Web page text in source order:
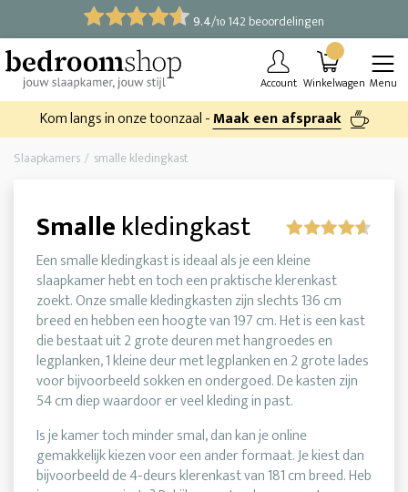
9.4/10 142 beoordelingen
Account Winkelwagen Menu
Kom langs in onze toonzaal -Maak een afspraak
Slaapkamers smalle kledingkast
Smallekledingkast
Een smalle kledingkast is ideaal als je een kleine
slaapkamer hebt en toch een praktische klerenkast
zoekt. Onze smalle kledingkasten zijn slechts 136 cm
breed en hebben een hoogte van 197 cm. Het is een kast
die bestaat uit 2 grote deuren met hangroedes en
legplanken, 1 kleine deur met legplanken en 2 grote lades
voor bijvoorbeeld sokken en ondergoed. De kasten zijn
54 cm diep waardoor er veel kleding in past.
Is je kamer toch minder smal, dan kan je online
gemakkelijk kiezen voor een ander formaat. Je kiest dan
bijvoorbeeld de 4-deurs klerenkast van 181 cm breed. Heb